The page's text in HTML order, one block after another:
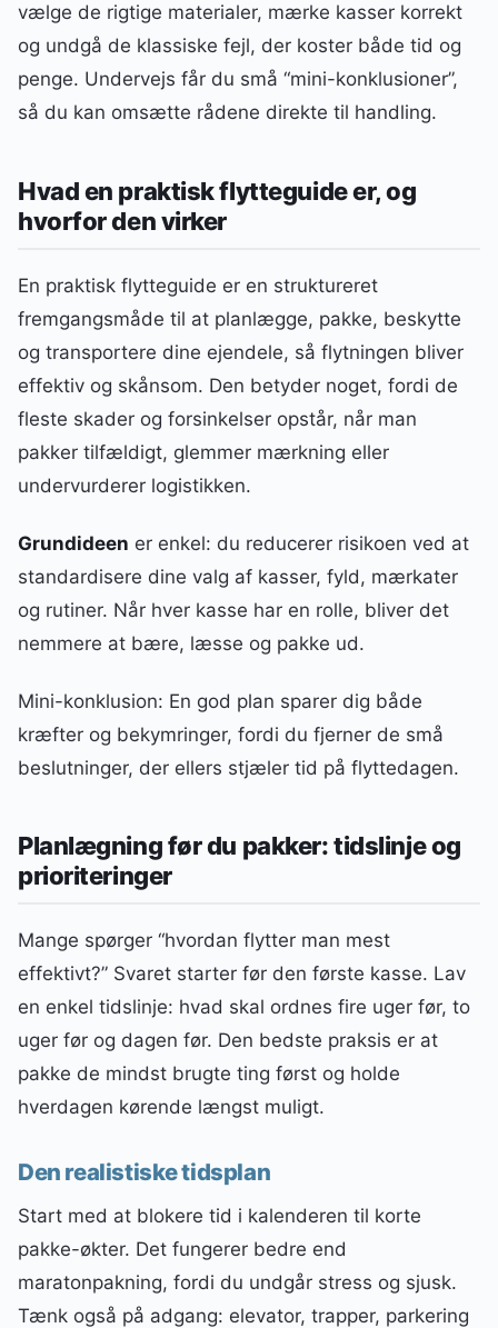
vælge de rigtige materialer, mærke kasser korrekt
og undgå de klassiske fejl, der koster både tid og
penge. Undervejs får du små “mini-konklusioner”,
så du kan omsætte rådene direkte til handling.
Hvad en praktisk flytteguide er, og
hvorfor den virker
En praktisk flytteguide er en struktureret
fremgangsmåde til at planlægge, pakke, beskytte
og transportere dine ejendele, så flytningen bliver
effektiv og skånsom. Den betyder noget, fordi de
fleste skader og forsinkelser opstår, når man
pakker tilfældigt, glemmer mærkning eller
undervurderer logistikken.
Grundideen er enkel: du reducerer risikoen ved at
standardisere dine valg af kasser, fyld, mærkater
og rutiner. Når hver kasse har en rolle, bliver det
nemmere at bære, læsse og pakke ud.
Mini-konklusion: En god plan sparer dig både
kræfter og bekymringer, fordi du fjerner de små
beslutninger, der ellers stjæler tid på flyttedagen.
Planlægning før du pakker: tidslinje og
prioriteringer
Mange spørger “hvordan flytter man mest
effektivt?” Svaret starter før den første kasse. Lav
en enkel tidslinje: hvad skal ordnes fire uger før, to
uger før og dagen før. Den bedste praksis er at
pakke de mindst brugte ting først og holde
hverdagen kørende længst muligt.
Den realistiske tidsplan
Start med at blokere tid i kalenderen til korte
pakke-økter. Det fungerer bedre end
maratonpakning, fordi du undgår stress og sjusk.
Tænk også på adgang: elevator, trapper, parkering